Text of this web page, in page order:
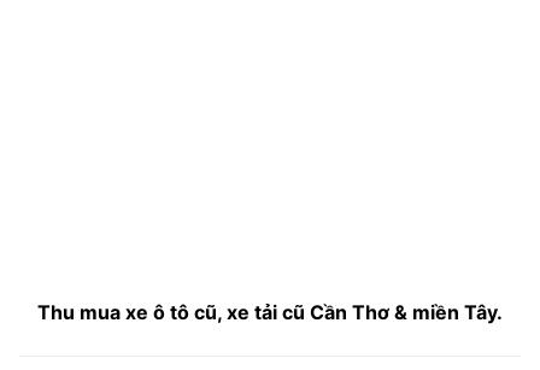
Thu mua xe ô tô cũ, xe tải cũ Cần Thơ & miền Tây.